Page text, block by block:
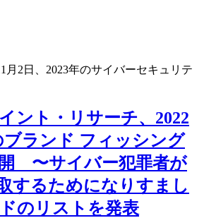
月2日、2023年のサイバーセキュリテ
ント・リサーチ、2022
ブランド フィッシング
〜サイバー犯罪者が
するためになりすまし
のリストを発表